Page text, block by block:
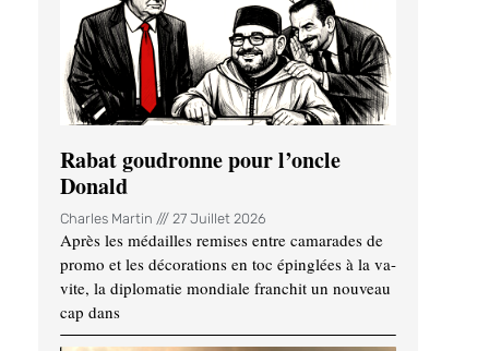
Rabat goudronne pour l’oncle
Donald
Charles Martin 27 Juillet 2026
Après les médailles remises entre camarades de
promo et les décorations en toc épinglées à la va-
vite, la diplomatie mondiale franchit un nouveau
cap dans